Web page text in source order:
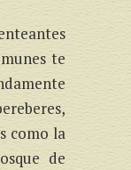
te
como la
de